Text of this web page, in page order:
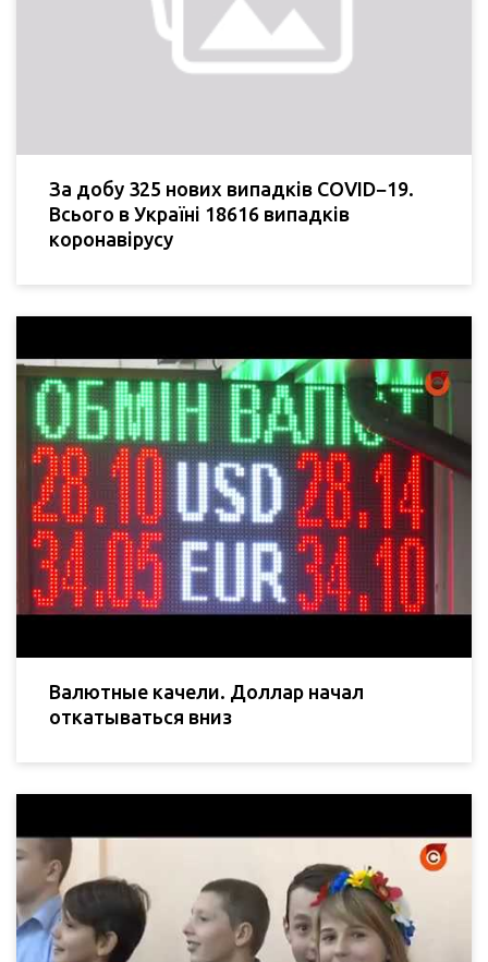
За добу 325 нових випадків COVID−19.
Всього в Україні 18616 випадків
коронавірусу
Валютные качели. Доллар начал
откатываться вниз